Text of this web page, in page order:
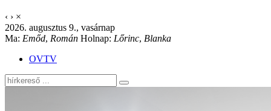
‹ › ×
2026. augusztus 9., vasárnap
Ma: Emőd, Román Holnap: Lőrinc, Blanka
OVTV